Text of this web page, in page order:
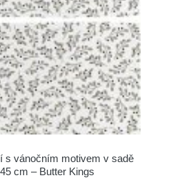
s vánočním motivem v sadě
cm – Butter Kings